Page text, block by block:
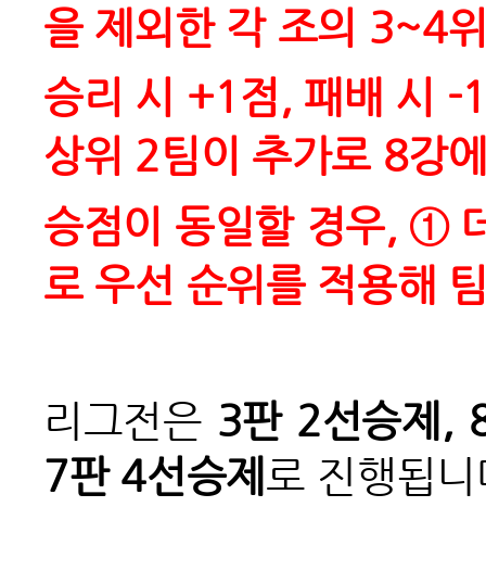
을 제외한 각 조의 3~4
승리 시 +1점, 패배 시 -
상위 2팀이 추가로 8강
승점이 동일할 경우, ①
로 우선 순위를 적용해
리그전은 3판 2선승제,
7판 4선승제 로 진행됩